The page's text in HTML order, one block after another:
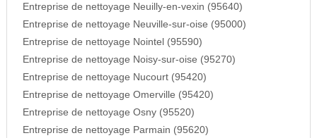
Entreprise de nettoyage Neuilly-en-vexin (95640)
Entreprise de nettoyage Neuville-sur-oise (95000)
Entreprise de nettoyage Nointel (95590)
Entreprise de nettoyage Noisy-sur-oise (95270)
Entreprise de nettoyage Nucourt (95420)
Entreprise de nettoyage Omerville (95420)
Entreprise de nettoyage Osny (95520)
Entreprise de nettoyage Parmain (95620)